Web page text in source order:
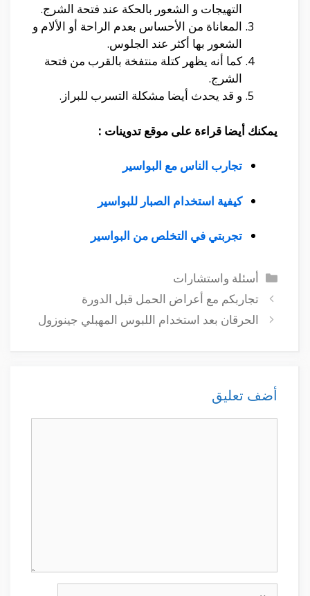
التهيجات و الشعور بالحكة عند فتحة الشرج.
المعاناة من الأحساس بعدم الراحة أو الألام و
الشعور بها أكثر عند الجلوس.
كما أنه يظهر كتلة منتفخة بالقرب من فتحة
الشرج.
و قد يحدث أيضا مشكلة التسرب للبراز.
يمكنك أيضا قراءة على موقع تدوينات :
تجارب الناس مع البواسير
كيفية استخدام الصبار للبواسير
تجربتي في التخلص من البواسير
التصنيفات
أسئلة واستشارات
تجاربكم مع أعراض الحمل قبل الدورة
الحرقان بعد استخدام اللبوس المهبلي جينوزول
أضف تعليق
الاسم